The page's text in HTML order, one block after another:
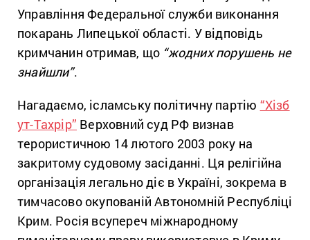
Управління Федеральної служби виконання
покарань Липецької області. У відповідь
кримчанин отримав, що “жодних порушень не
знайшли”.
Нагадаємо, ісламську політичну партію “Хізб
ут-Тахрір” Верховний суд РФ визнав
терористичною 14 лютого 2003 року на
закритому судовому засіданні. Ця релігійна
організація легально діє в Україні, зокрема в
тимчасово окупованій Автономній Республіці
Крим. Росія всупереч міжнародному